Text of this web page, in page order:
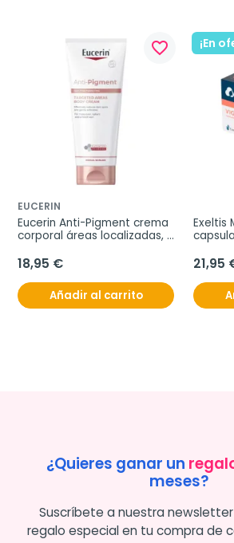
favorite_border
EUCERIN
Eucerin Anti-Pigment crema
corporal áreas localizadas,
18,95 €
Añadir al carrito
¡En
Exeltis
21,95
¿Quieres ganar un
meses?
Suscríbete a nuestra
regalo especial en tu compra de